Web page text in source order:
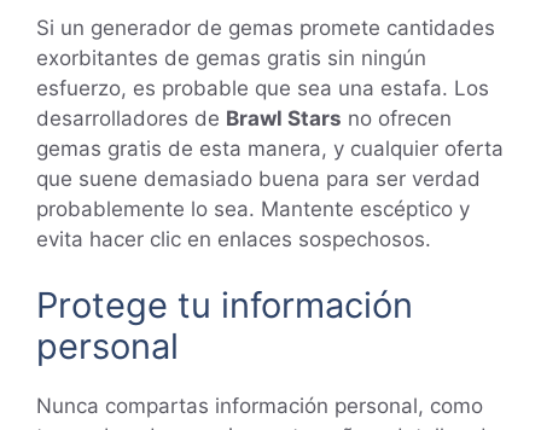
Si un generador de gemas promete cantidades
exorbitantes de gemas gratis sin ningún
esfuerzo, es probable que sea una estafa. Los
desarrolladores de Brawl Stars no ofrecen
gemas gratis de esta manera, y cualquier oferta
que suene demasiado buena para ser verdad
probablemente lo sea. Mantente escéptico y
evita hacer clic en enlaces sospechosos.
Protege tu información
personal
Nunca compartas información personal, como